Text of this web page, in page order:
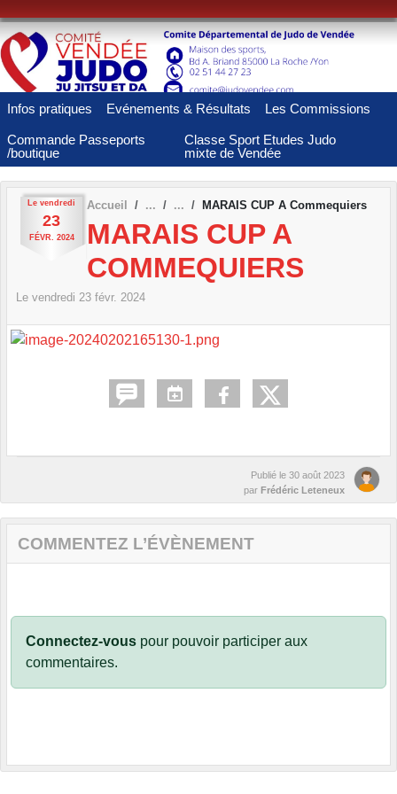
Infos pratiques Evénements & Résultats Les Commissions
Commande Passeports
/boutique
Classe Sport Etudes Judo
mixte de Vendée
Le vendredi
23
FÉVR. 2024
Accueil MARAIS CUP A Commequiers
MARAIS CUP A
COMMEQUIERS
Le vendredi 23 févr. 2024
Publié le 30 août 2023
par Frédéric Leteneux
COMMENTEZ L’ÉVÈNEMENT
Connectez-vous pour pouvoir participer aux
commentaires.